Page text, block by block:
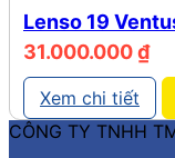
Lenso 19
31.000.000₫
Xem chi tiết
CÔNG TY TNHH